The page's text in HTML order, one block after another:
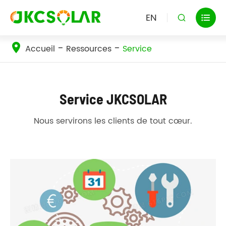
EN  
Accueil Ressources Service
Service JKCSOLAR
Nous servirons les clients de tout cœur.